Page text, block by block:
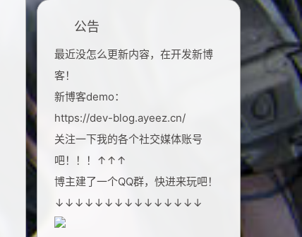
公告
最近没怎么更新内容，在开发新博
客！
新博客demo：
https://dev-blog.ayeez.cn/
关注一下我的各个社交媒体账号
吧！！！↑↑↑
博主建了一个QQ群，快进来玩吧！
↓↓↓↓↓↓↓↓↓↓↓↓↓↓↓